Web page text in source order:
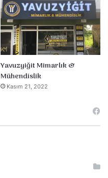
Yavuzyiğit Mimarlık &
Mühendislik
Kasım 21, 2022